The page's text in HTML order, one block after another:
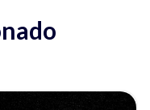
Ver noticia